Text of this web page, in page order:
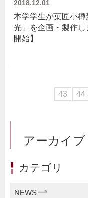
2018.12.01
本学学生が菓匠小
光」を企画・製作
開始】
43
44
アーカイブ
カテゴリ
NEWS